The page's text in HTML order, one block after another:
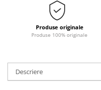
Produse originale
Produse 100% originale
Descriere